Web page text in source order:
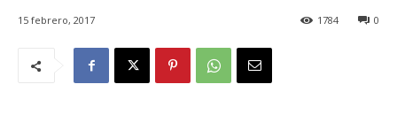
15 febrero, 2017 0
1784